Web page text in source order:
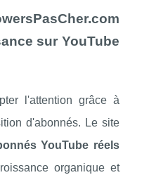
sur YouTube
l'attention grâce à
d'abonnés. Le site
YouTube réels
organique et